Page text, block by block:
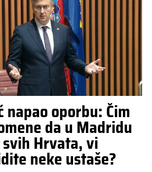
napao oporbu: Čim
da u Madridu
Hrvata, vi
neke ustaše?